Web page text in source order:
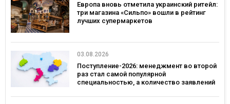
Европа вновь отметила украинский ритейл:
три магазина «Сильпо» вошли в рейтинг
лучших супермаркетов
03.08.2026
Поступление-2026: менеджмент во второй
раз стал самой популярной
специальностью, а количество заявлений